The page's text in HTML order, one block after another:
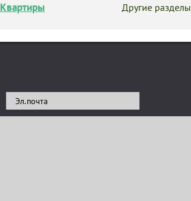
Квартиры Другие разделы